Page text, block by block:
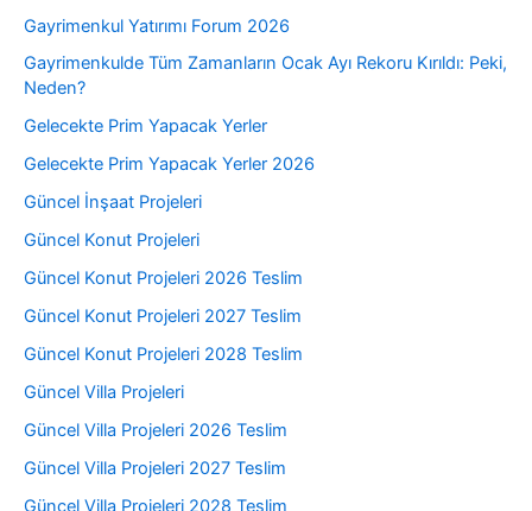
Gayrimenkul Yatırımı Forum 2026
Gayrimenkulde Tüm Zamanların Ocak Ayı Rekoru Kırıldı: Peki,
Neden?
Gelecekte Prim Yapacak Yerler
Gelecekte Prim Yapacak Yerler 2026
Güncel İnşaat Projeleri
Güncel Konut Projeleri
Güncel Konut Projeleri 2026 Teslim
Güncel Konut Projeleri 2027 Teslim
Güncel Konut Projeleri 2028 Teslim
Güncel Villa Projeleri
Güncel Villa Projeleri 2026 Teslim
Güncel Villa Projeleri 2027 Teslim
Güncel Villa Projeleri 2028 Teslim